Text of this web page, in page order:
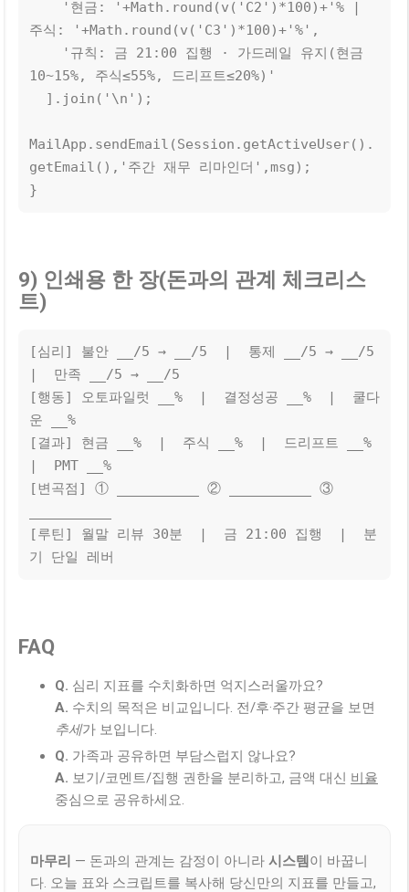
주식: '+Math.round(v('C3')*100)+'%',
10~15%, 주식≤55%, 드리프트≤20%)'
MailApp.sendEmail(Session.getActiveUser().
getEmail(),'주간 재무 리마인더',msg);
}
9) 인쇄용 한 장(돈과의 관계 체크리스
트)
[심리] 불안 __/5 → __/5  |  통제 __/5 → __/5
|  만족 __/5 → __/5
[행동] 오토파일럿 __%  |  결정성공 __%  |  쿨다
운 __%
[결과] 현금 __%  |  주식 __%  |  드리프트 __%
|  PMT __%
[변곡점] ① __________ ② __________ ③
[루틴] 월말 리뷰 30분  |  금 21:00 집행  |  분
기 단일 레버
FAQ
Q. 심리 지표를 수치화하면 억지스러울까요?
A. 수치의 목적은 비교입니다. 전/후·주간 평균을 보면
추세가 보입니다.
Q. 가족과 공유하면 부담스럽지 않나요?
A. 보기/코멘트/집행 권한을 분리하고, 금액 대신 비율
중심으로 공유하세요.
마무리 — 돈과의 관계는 감정이 아니라 시스템 이 바꿉니
다. 오늘 표와 스크립트를 복사해 당신만의 지표를 만들고,